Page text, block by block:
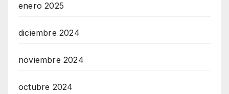
enero 2025
diciembre 2024
noviembre 2024
octubre 2024